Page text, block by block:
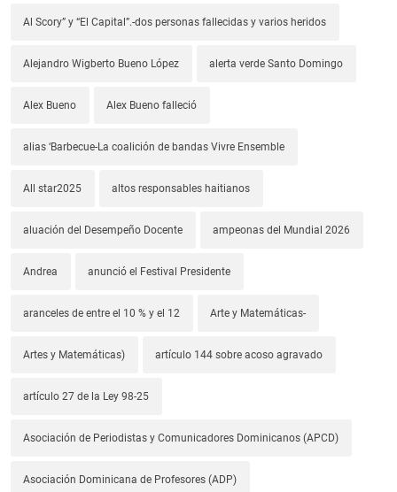
Al Scory” y “El Capital”.-dos personas fallecidas y varios heridos
Alejandro Wigberto Bueno López alerta verde Santo Domingo
Alex Bueno Alex Bueno falleció
alias ‘Barbecue-La coalición de bandas Vivre Ensemble
All star2025 altos responsables haitianos
aluación del Desempeño Docente ampeonas del Mundial 2026
Andrea anunció el Festival Presidente
aranceles de entre el 10 % y el 12 Arte y Matemáticas-
Artes y Matemáticas) artículo 144 sobre acoso agravado
artículo 27 de la Ley 98-25
Asociación de Periodistas y Comunicadores Dominicanos (APCD)
Asociación Dominicana de Profesores (ADP)